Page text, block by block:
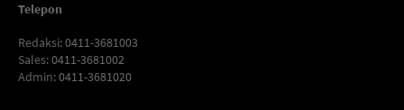
Telepon
Redaksi: 0411-3681003
Sales: 0411-3681002
Admin: 0411-3681020